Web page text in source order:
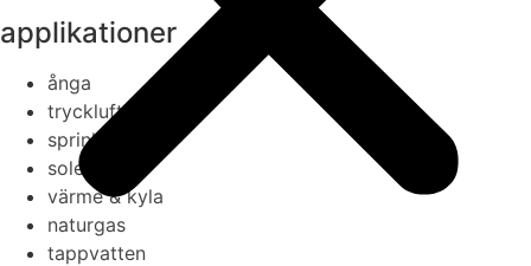
applikationer
ånga
tryckluft
sprinkler
solenergi
värme & kyla
naturgas
tappvatten